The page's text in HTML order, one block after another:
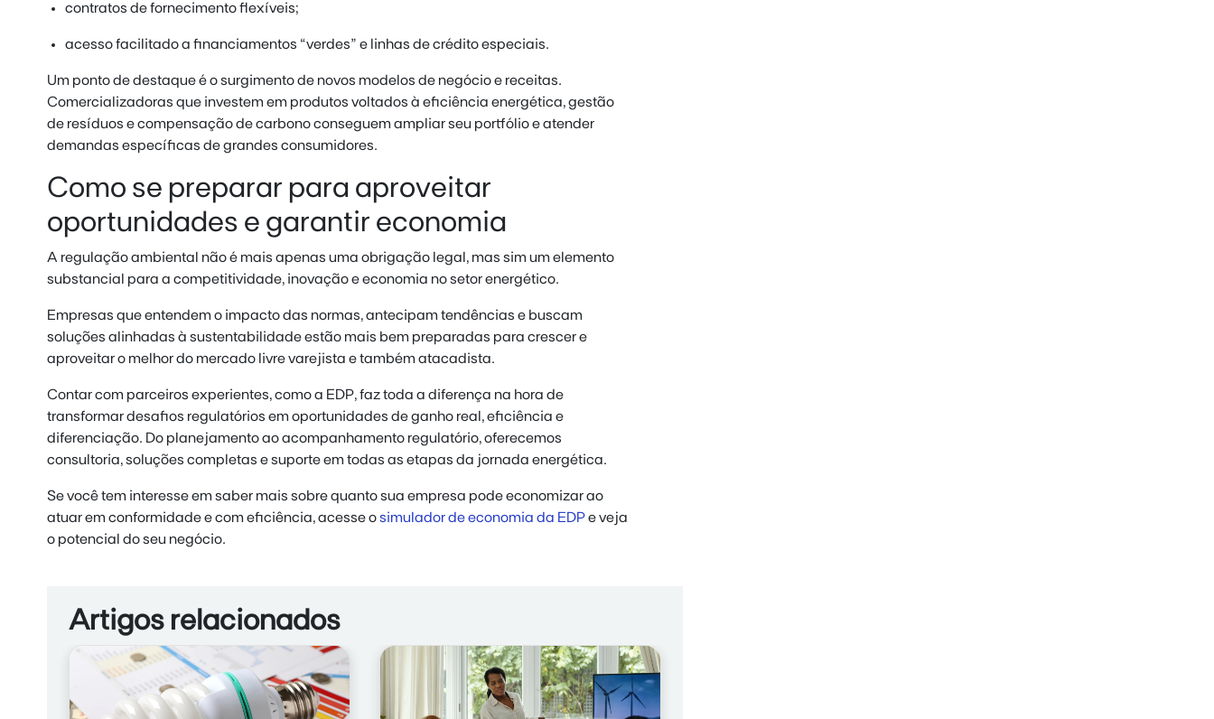
contratos de fornecimento flexíveis;
acesso facilitado a financiamentos “verdes” e linhas de crédito especiais.
Um ponto de destaque é o surgimento de novos modelos de negócio e receitas.
Comercializadoras que investem em produtos voltados à eficiência energética, gestão
de resíduos e compensação de carbono conseguem ampliar seu portfólio e atender
demandas específicas de grandes consumidores.
Como se preparar para aproveitar
oportunidades e garantir economia
A regulação ambiental não é mais apenas uma obrigação legal, mas sim um elemento
substancial para a competitividade, inovação e economia no setor energético.
Empresas que entendem o impacto das normas, antecipam tendências e buscam
soluções alinhadas à sustentabilidade estão mais bem preparadas para crescer e
aproveitar o melhor do mercado livre varejista e também atacadista.
Contar com parceiros experientes, como a EDP, faz toda a diferença na hora de
transformar desafios regulatórios em oportunidades de ganho real, eficiência e
diferenciação. Do planejamento ao acompanhamento regulatório, oferecemos
consultoria, soluções completas e suporte em todas as etapas da jornada energética.
Se você tem interesse em saber mais sobre quanto sua empresa pode economizar ao
atuar em conformidade e com eficiência, acesse osimulador de economia da EDPe veja
o potencial do seu negócio.
Artigos relacionados